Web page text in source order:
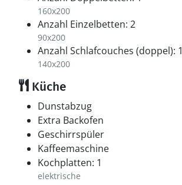
160x200
Anzahl Einzelbetten: 2
90x200
Anzahl Schlafcouches (doppel): 1
140x200
Küche
Dunstabzug
Extra Backofen
Geschirrspüler
Kaffeemaschine
Kochplatten: 1
elektrische